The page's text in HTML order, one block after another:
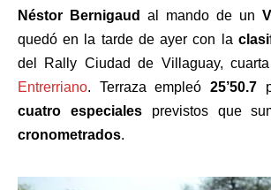
Néstor Bernigaud
al mando de un
quedó en la tarde de ayer con la
del Rally Ciudad de Villaguay,
Entrerriano. Terraza empleó 25’50.7
cuatro especialesprevistos que
cronometrados.